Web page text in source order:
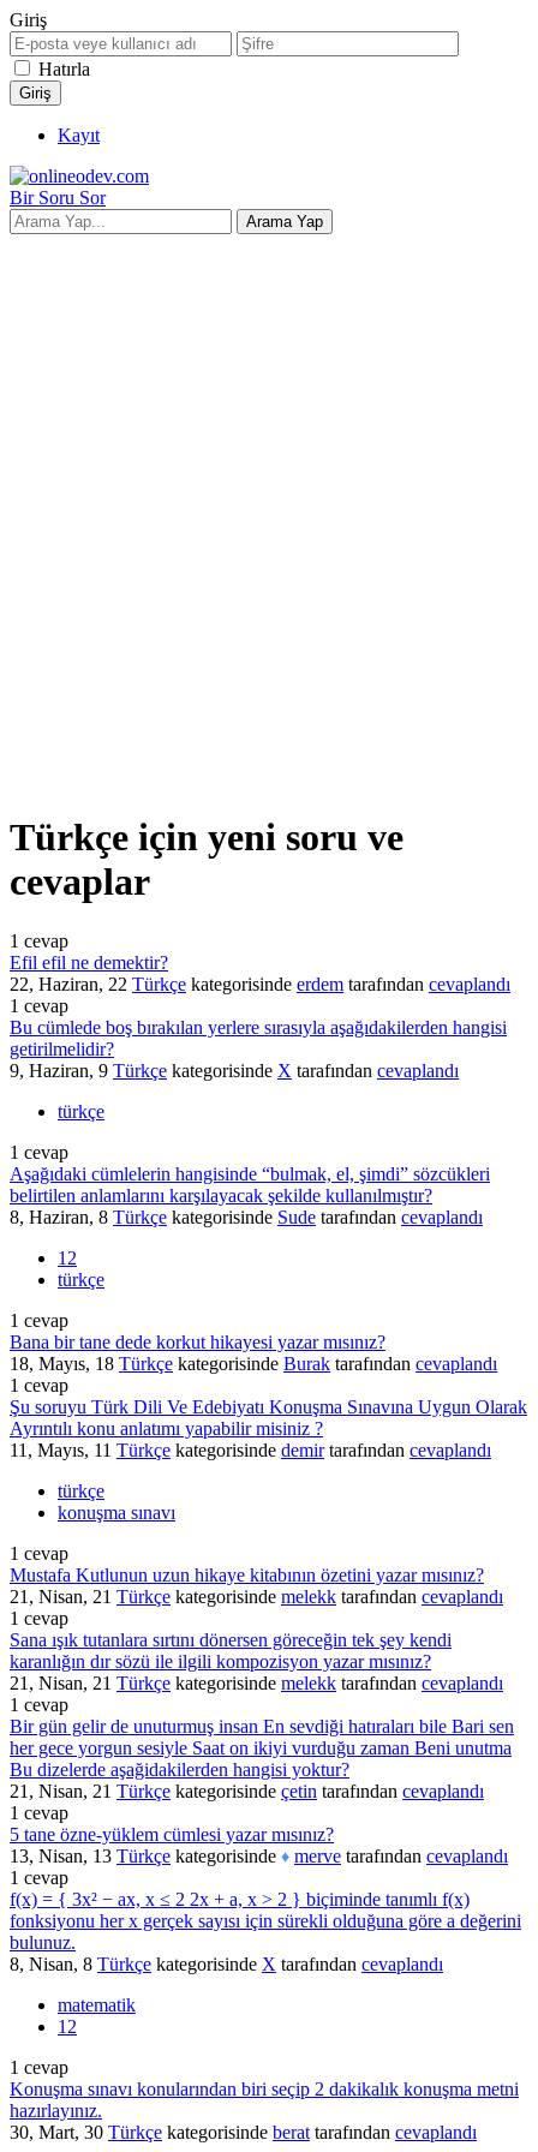
Giriş
Hatırla
Kayıt
Bir Soru Sor
Türkçe için yeni soru ve
cevaplar
1 cevap
Efil efil ne demektir?
22, Haziran, 22 Türkçe kategorisinde erdem tarafından cevaplandı
1 cevap
Bu cümlede boş bırakılan yerlere sırasıyla aşağıdakilerden hangisi
getirilmelidir?
9, Haziran, 9 Türkçe kategorisinde X tarafından cevaplandı
türkçe
1 cevap
Aşağıdaki cümlelerin hangisinde “bulmak, el, şimdi” sözcükleri
belirtilen anlamlarını karşılayacak şekilde kullanılmıştır?
8, Haziran, 8 Türkçe kategorisinde Sude tarafından cevaplandı
12
türkçe
1 cevap
Bana bir tane dede korkut hikayesi yazar mısınız?
18, Mayıs, 18 Türkçe kategorisinde Burak tarafından cevaplandı
1 cevap
Şu soruyu Türk Dili Ve Edebiyatı Konuşma Sınavına Uygun Olarak
Ayrıntılı konu anlatımı yapabilir misiniz ?
11, Mayıs, 11 Türkçe kategorisinde demir tarafından cevaplandı
türkçe
konuşma sınavı
1 cevap
Mustafa Kutlunun uzun hikaye kitabının özetini yazar mısınız?
21, Nisan, 21 Türkçe kategorisinde melekk tarafından cevaplandı
1 cevap
Sana ışık tutanlara sırtını dönersen göreceğin tek şey kendi
karanlığın dır sözü ile ilgili kompozisyon yazar mısınız​?
21, Nisan, 21 Türkçe kategorisinde melekk tarafından cevaplandı
1 cevap
Bir gün gelir de unuturmuş insan En sevdiği hatıraları bile Bari sen
her gece yorgun sesiyle Saat on ikiyi vurduğu zaman Beni unutma
Bu dizelerde aşağidakilerden hangisi yoktur?
21, Nisan, 21 Türkçe kategorisinde çetin tarafından cevaplandı
1 cevap
5 tane özne-yüklem cümlesi yazar mısınız?
13, Nisan, 13 Türkçe kategorisinde ♦ merve tarafından cevaplandı
1 cevap
f(x) = { 3x² − ax, x ≤ 2 2x + a, x > 2 } biçiminde tanımlı f(x)
fonksiyonu her x gerçek sayısı için sürekli olduğuna göre a değerini
bulunuz.
8, Nisan, 8 Türkçe kategorisinde X tarafından cevaplandı
matematik
12
1 cevap
Konuşma sınavı konularından biri seçip 2 dakikalık konuşma metni
hazırlayınız.
30, Mart, 30 Türkçe kategorisinde berat tarafından cevaplandı